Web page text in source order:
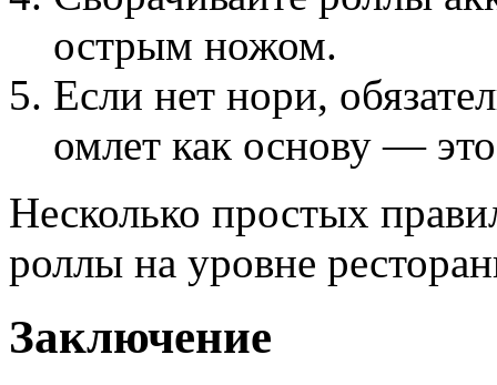
острым ножом.
Если нет нори,
омлет как основу —
Несколько простых
роллы на уровне
Заключение